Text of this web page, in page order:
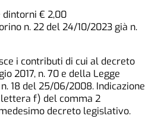
dintorni € 2,00
n. 22 del 24/10/2023 già n.
i contributi di cui al decreto
2017, n. 70 e della Legge
18 del 25/06/2008. Indicazione
f) del comma 2
decreto legislativo.